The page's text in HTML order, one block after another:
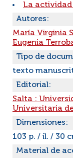
La actividad
Autores:
María Virginia
Eugenia
Tipo de
texto
Editorial:
Salta :
Universitaria
Dimensiones:
103 p. / il. / 30
Material de